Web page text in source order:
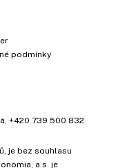
podmínky
, +420 739 500 832
je bez souhlasu
a.s. je